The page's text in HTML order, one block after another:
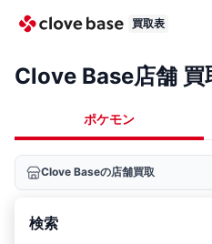
買取表
Clove Base店舗 買
ポケモン
Clove Baseの店舗買取
検索